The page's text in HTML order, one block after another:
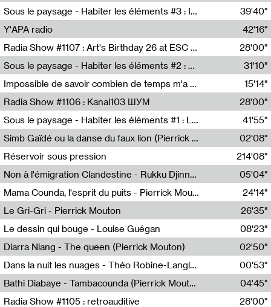
Radio Zero
Sous le paysage - Habiter les éléments #3 : Interprétations, rituels et symboliques des éléments
Nastassja Martin
39'40"
Y'APA radio
Pierrick Mouton
42'16"
Radia Show #1107 : Art's Birthday 26 at ESC - Medien Kunst Labor
Radio Helsinki
28'00"
Sous le paysage - Habiter les éléments #2 : Vers le tournant élémentaire
Nastassja Martin
31'10"
Impossible de savoir combien de temps m'a échappé
Mélanie Blaison,Mateo Cuin
15'14"
Radia Show #1106 : Kanal103 ШУМ
Kanal103
28'00"
Sous le paysage - Habiter les éléments #1 : Les éléments et les débordements du vivant
Nastassja Martin
41'55"
Simb Gaïdé ou la danse du faux lion (Pierrick Mouton)
Pierrick Mouton,Simb Gaïdé
02'08"
Réservoir sous pression
214'08"
Non à l'émigration Clandestine - Rukku Djinne Squad (Eden Tinto Collins)
Eden Tinto Collins,Rukku Djinne
05'04"
Mama Counda, l'esprit du puits - Pierrick Mouton
Pierrick Mouton
24'14"
Le Gri-Gri - Pierrick Mouton
Pierrick Mouton
26'35"
Le dessin qui bouge - Louise Guégan
Louise Guégan
08'23"
Diarra Niang - The queen (Pierrick Mouton)
Pierrick Mouton,Diarra Niang
02'50"
Dans la nuit les nuages - Théo Robine-Langlois
Théo Robine-Langlois,LD Beat
00'53"
Bathi Diabaye - Tambacounda (Pierrick Mouton)
Pierrick Mouton,Bathi Diabaye
04'45"
Radia Show #1105 : retroauditive
28'00"